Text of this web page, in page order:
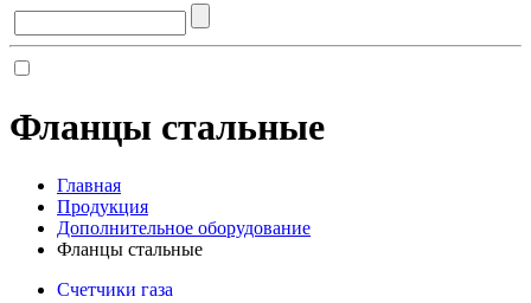
Фланцы стальные
Главная
Продукция
Дополнительное оборудование
Фланцы стальные
Счетчики газа